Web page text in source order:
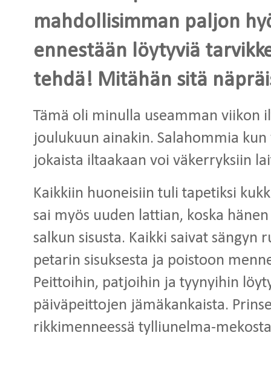
mahdollisimman paljon
ennestään löytyviä
tehdä! Mitähän sitä
Tämä oli minulla useamman viikon
joulukuun ainakin. Salahommia
jokaista iltaakaan voi väkerryksiin
Kaikkiin huoneisiin tuli tapetiksi
sai myös uuden lattian, koska
salkun sisusta. Kaikki saivat sängyn
petarin sisuksesta ja poistoon
Peittoihin, patjoihin ja tyynyihin
päiväpeittojen jämäkankaista.
rikkimenneessä tylliunelma-